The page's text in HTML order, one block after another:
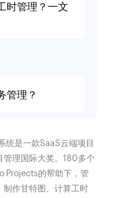
时管理？一文
管理？
统是一款SaaS云端项目
管理国际大奖。180多个
Projects的帮助下，管
制作甘特图、计算工时